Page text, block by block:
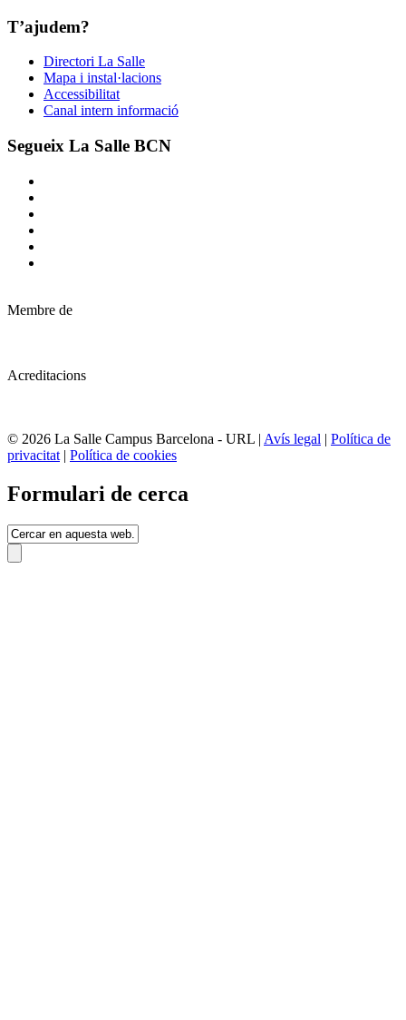
T’ajudem?
Directori La Salle
Mapa i instal·lacions
Accessibilitat
Canal intern informació
Segueix La Salle BCN
Membre de
Acreditacions
© 2026 La Salle Campus Barcelona - URL | Avís legal | Política de
privacitat | Política de cookies
Formulari de cerca